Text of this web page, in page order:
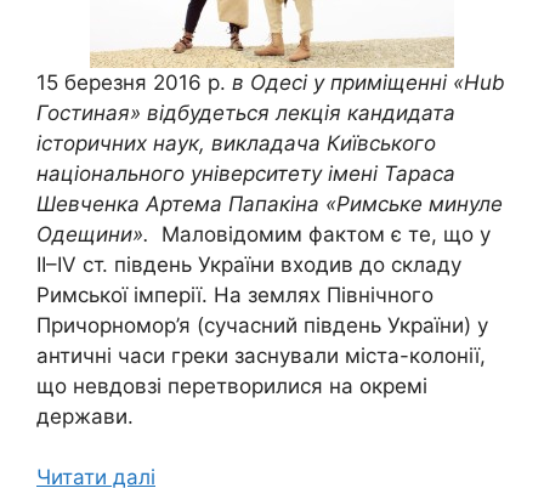
15 березня 2016 р. в Одесі у приміщенні «Hub
Гостиная» відбудеться лекція кандидата
історичних наук, викладача Київського
національного університету імені Тараса
Шевченка Артема Папакіна «Римське минуле
Одещини».
Маловідомим фактом є те, що у
ІІ–IV ст. південь України входив до складу
Римської імперії. На землях Північного
Причорномор’я (сучасний південь України) у
античні часи греки заснували міста-колонії,
що невдовзі перетворилися на окремі
держави.
Читати далі